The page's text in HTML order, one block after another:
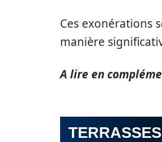
Ces exonérations
manière
A lire en